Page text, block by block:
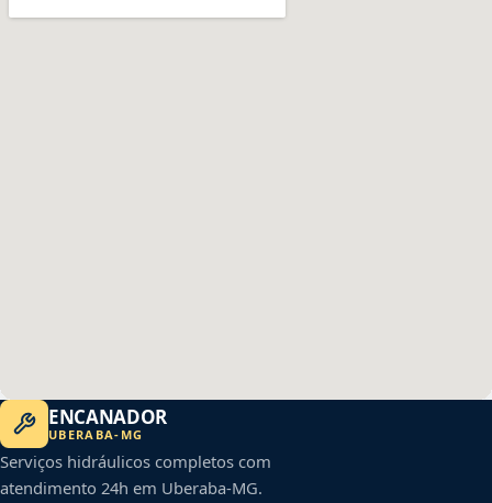
ENCANADOR
UBERABA- MG
Serviços hidráulicos completos com
atendimento 24h em Uberaba-MG.